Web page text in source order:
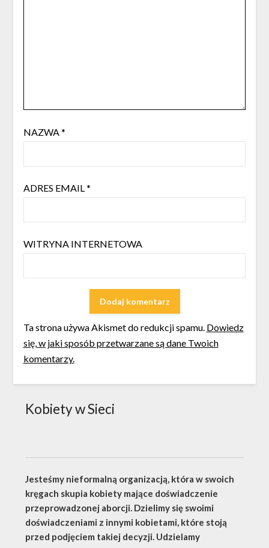
NAZWA*
ADRES EMAIL*
WITRYNA INTERNETOWA
Ta strona używa Akismet do redukcji spamu. Dowiedz
się, w jaki sposób przetwarzane są dane Twoich
komentarzy.
Kobiety w Sieci
Jesteśmy nieformalną organizacją, która w swoich
kręgach skupia kobiety mające doświadczenie
przeprowadzonej aborcji. Dzielimy się swoimi
doświadczeniami z innymi kobietami, które stoją
przed podjęciem takiej decyzji. Udzielamy